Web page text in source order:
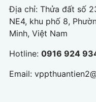
Địa chỉ: Thửa đất số
NE4, khu phố 8,
Minh, Việt Nam
Hotline: 0916 924
Email: